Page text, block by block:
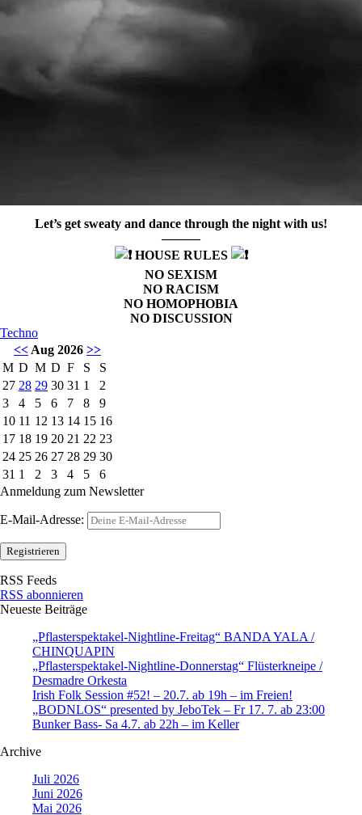
Let’s get sweaty and dance through the night with us!
———
HOUSE RULES
NO SEXISM
NO RACISM
NO HOMOPHOBIA
NO DISCUSSION
Techno
<< Aug 2026 >>
M D M D F S
S
27 28 29 30 31 1
2
3
4 5 6 7 8
9
10 11 12 13 14 15 16
17 18 19 20 21 22 23
24 25 26 27 28 29 30
31 1 2 3 4 5
6
Anmeldung zum Newsletter
E-Mail-Adresse:
RSS Feeds
RSS abonnieren
Neueste Beiträge
„Pflasterspektakel-Nightline-Freitag“ BANDA YALA /
CHINQUAPIN
„Pflasterspektakel-Nightline-Donnerstag“ Flüsterkneipe /
Desmadre Orkesta
Irish Folk Session #52! – 20.7. ab 19h – im Freien!
„BODNLOS“ presented by JeboTek – Fr 17. 7. ab 23:00
Bunker Bass- Sa 4.7. ab 22h – im Keller
Archive
Juli 2026
Juni 2026
Mai 2026